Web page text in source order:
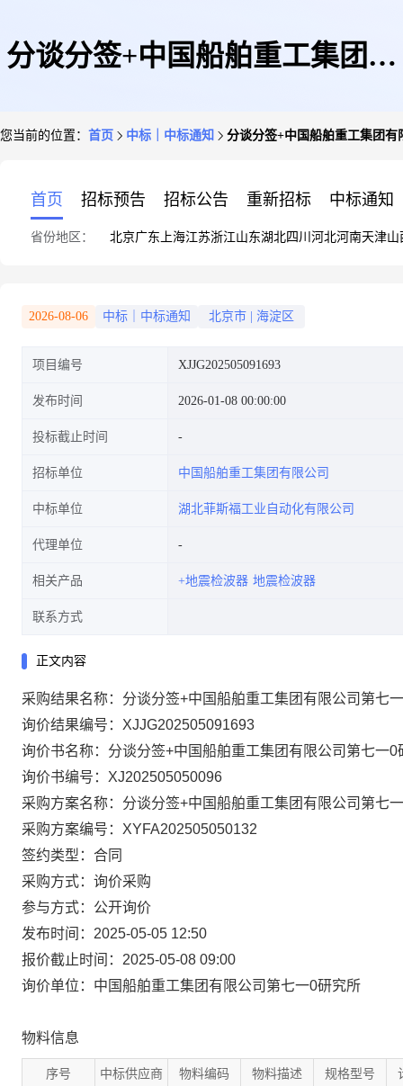
分谈分签+中国船舶重工集团有
价结果
您当前的位置： 首页 中标｜中标通知 分谈分签+中国船舶重工集团
首页 招标预告 招标公告 重新招标 中标通知
省份地区： 北京广东 上海江苏浙江山东湖北四川 河北河南天津山
2026-08-06 中标｜中标通知 北京市 海淀区
项目编号 XJJG202505091693
发布时间 2026-01-08 00:00:00
投标截止时间
招标单位 中国船舶重工集团有限公司
中标单位 湖北菲斯福工业自动化有限公司
代理单位
相关产品 +地震检波器 地震检波器
联系方式
正文内容
采购结果名称：分谈分签+中国船舶重工集团有限公司第七
询价结果编号：XJJG202505091693
询价书名称：分谈分签+中国船舶重工集团有限公司第七一
询价书编号：XJ202505050096
采购方案名称：分谈分签+中国船舶重工集团有限公司第七
采购方案编号：XYFA202505050132
签约类型：合同
采购方式：询价采购
参与方式：公开询价
发布时间：2025-05-05 12:50
报价截止时间：2025-05-08 09:00
询价单位：中国船舶重工集团有限公司第七一0研究所
物料信息
序号 中标供应商 物料编码 物料描述 规格型号